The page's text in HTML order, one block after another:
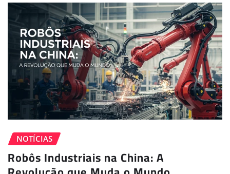
NOTÍCIAS
Robôs Industriais na China: A